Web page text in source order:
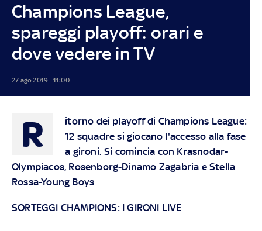
Champions League,
spareggi playoff: orari e
dove vedere in TV
27 ago 2019 - 11:00
R
itorno dei playoff di Champions League:
12 squadre si giocano l'accesso alla fase
a gironi. Si comincia con Krasnodar-
Olympiacos, Rosenborg-Dinamo Zagabria e Stella
Rossa-Young Boys
SORTEGGI CHAMPIONS: I GIRONI LIVE